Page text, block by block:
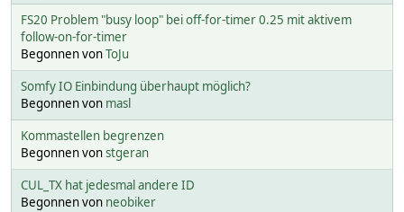
FS20 Problem "busy loop" bei off-for-timer 0.25 mit aktivem
follow-on-for-timer
Begonnen vonToJu
Somfy IO Einbindung überhaupt möglich?
Begonnen von masl
Kommastellen begrenzen
Begonnen vonstgeran
CUL_TX hat jedesmal andere ID
Begonnen von neobiker